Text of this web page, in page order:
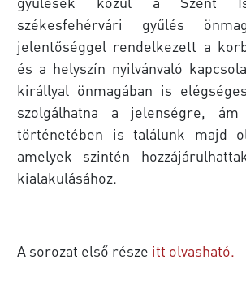
székesfehérvári gyűlés
jelentőséggel rendelkezett a
és a helyszín nyilvánvaló
királlyal önmagában is
szolgálhatna a jelenségre, ám
történetében is találunk majd
amelyek szintén
kialakulásához.
A sorozat első része itt olvasható.